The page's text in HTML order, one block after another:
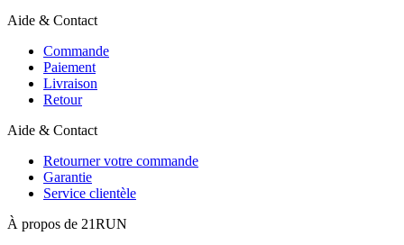
Aide & Contact
Commande
Paiement
Livraison
Retour
Aide & Contact
Retourner votre commande
Garantie
Service clientèle
À propos de 21RUN